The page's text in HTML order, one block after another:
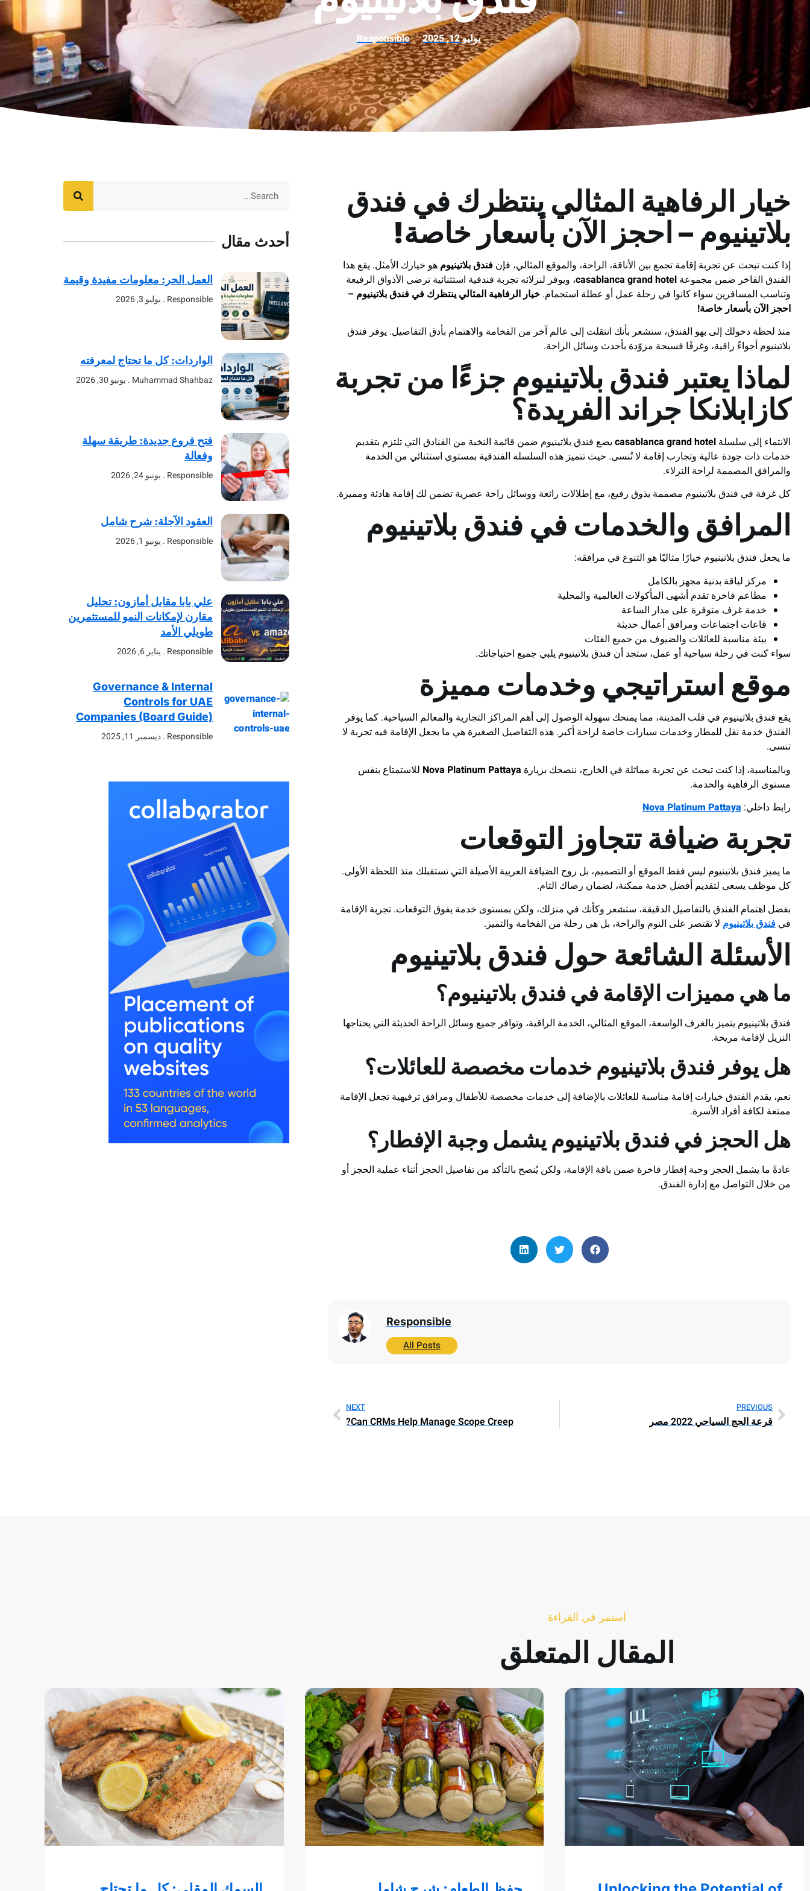
يوليو 12, 2025 Responsible
خيار الرفاهية المثالي ينتظرك في فندق
بلاتينيوم – احجز الآن بأسعار خاصة!
إذا كنت تبحث عن تجربة إقامة تجمع بين الأناقة، الراحة، والموقع المثالي، فإن فندق بلاتينيوم هو خيارك الأمثل. يقع هذا
الفندق الفاخر ضمن مجموعة casablanca grand hotel، ويوفر لنزلائه تجربة فندقية استثنائية ترضي الأذواق الرفيعة
وتناسب المسافرين سواء كانوا في رحلة عمل أو عطلة استجمام. خيار الرفاهية المثالي ينتظرك في فندق بلاتينيوم –
احجز الآن بأسعار خاصة!
منذ لحظة دخولك إلى بهو الفندق، ستشعر بأنك انتقلت إلى عالم آخر من الفخامة والاهتمام بأدق التفاصيل. يوفر فندق
بلاتينيوم أجواءً راقية، وغرفًا فسيحة مزوّدة بأحدث وسائل الراحة.
لماذا يعتبر فندق بلاتينيوم جزءًا من تجربة
كازابلانكا جراند الفريدة؟
الانتماء إلى سلسلة casablanca grand hotelيضع فندق بلاتينيوم ضمن قائمة النخبة من الفنادق التي تلتزم بتقديم
خدمات ذات جودة عالية وتجارب إقامة لا تُنسى. حيث تتميز هذه السلسلة الفندقية بمستوى استثنائي من الخدمة
والمرافق المصممة لراحة النزلاء.
كل غرفة في فندق بلاتينيوم مصممة بذوق رفيع، مع إطلالات رائعة ووسائل راحة عصرية تضمن لك إقامة هادئة ومميزة.
المرافق والخدمات في فندق بلاتينيوم
ما يجعل فندق بلاتينيوم خيارًا مثاليًا هو التنوع في مرافقه:
مركز لياقة بدنية مجهز بالكامل
مطاعم فاخرة تقدم أشهى المأكولات العالمية والمحلية
خدمة غرف متوفرة على مدار الساعة
قاعات اجتماعات ومرافق أعمال حديثة
بيئة مناسبة للعائلات والضيوف من جميع الفئات
سواء كنت في رحلة سياحية أو عمل، ستجد أن فندق بلاتينيوم يلبي جميع احتياجاتك.
موقع استراتيجي وخدمات مميزة
يقع فندق بلاتينيوم في قلب المدينة، مما يمنحك سهولة الوصول إلى أهم المراكز التجارية والمعالم السياحية. كما يوفر
الفندق خدمة نقل للمطار وخدمات سيارات خاصة لراحة أكبر. هذه التفاصيل الصغيرة هي ما يجعل الإقامة فيه تجربة لا
تنسى.
وبالمناسبة، إذا كنت تبحث عن تجربة مماثلة في الخارج، ننصحك بزيارة Nova Platinum Pattaya للاستمتاع بنفس
مستوى الرفاهية والخدمة.
رابط داخلي: Nova Platinum Pattaya
تجربة ضيافة تتجاوز التوقعات
ما يميز فندق بلاتينيوم ليس فقط الموقع أو التصميم، بل روح الضيافة العربية الأصيلة التي تستقبلك منذ اللحظة الأولى.
كل موظف يسعى لتقديم أفضل خدمة ممكنة، لضمان رضاك التام.
بفضل اهتمام الفندق بالتفاصيل الدقيقة، ستشعر وكأنك في منزلك، ولكن بمستوى خدمة يفوق التوقعات. تجربة الإقامة
في فندق بلاتينيوم لا تقتصر على النوم والراحة، بل هي رحلة من الفخامة والتميز.
الأسئلة الشائعة حول فندق بلاتينيوم
ما هي مميزات الإقامة في فندق بلاتينيوم؟
فندق بلاتينيوم يتميز بالغرف الواسعة، الموقع المثالي، الخدمة الراقية، وتوافر جميع وسائل الراحة الحديثة التي يحتاجها
النزيل لإقامة مريحة.
هل يوفر فندق بلاتينيوم خدمات مخصصة للعائلات؟
نعم، يقدم الفندق خيارات إقامة مناسبة للعائلات بالإضافة إلى خدمات مخصصة للأطفال ومرافق ترفيهية تجعل الإقامة
ممتعة لكافة أفراد الأسرة.
هل الحجز في فندق بلاتينيوم يشمل وجبة الإفطار؟
عادةً ما يشمل الحجز وجبة إفطار فاخرة ضمن باقة الإقامة، ولكن يُنصح بالتأكد من تفاصيل الحجز أثناء عملية الحجز أو
من خلال التواصل مع إدارة الفندق.
Responsible
All Posts
PREVIOUS
قرعة الحج السياحي 2022 مصر
NEXT
Can CRMs Help Manage Scope Creep?
أحدث مقال
العمل الحر: معلومات مفيدة وقيمة
Responsible يوليو 3, 2026
الواردات: كل ما تحتاج لمعرفته
Muhammad Shahbaz يونيو 30, 2026
فتح فروع جديدة: طريقة سهلة
وفعالة
Responsible يونيو 24, 2026
العقود الآجلة: شرح شامل
Responsible يونيو 1, 2026
علي بابا مقابل أمازون: تحليل
مقارن لإمكانات النمو للمستثمرين
طويلي الأمد
Responsible يناير 6, 2026
Governance & Internal
Controls for UAE
Companies (Board Guide)
Responsible ديسمبر 11, 2025
استمر في القراءة
المقال المتعلق